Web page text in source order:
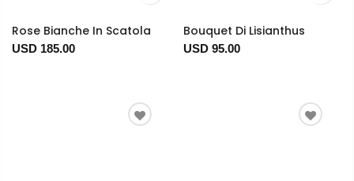
Rose Bianche In Scatola
USD 185.00
Bouquet Di Lisianthus
USD 95.00